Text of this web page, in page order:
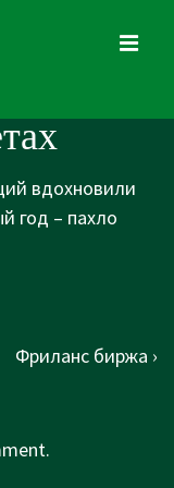
вдохновили
год – пахло
Next
Фриланс биржа ›